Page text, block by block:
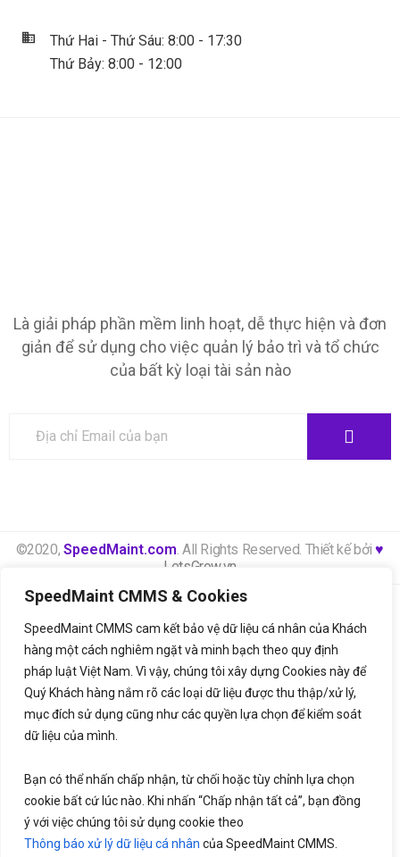
SpeedMaint CMMS & Cookies
SpeedMaint CMMS cam kết bảo vệ dữ liệu cá nhân của Khách
hàng một cách nghiêm ngặt và minh bạch theo quy định
pháp luật Việt Nam. Vì vậy, chúng tôi xây dựng Cookies này để
Quý Khách hàng nắm rõ các loại dữ liệu được thu thập/xử lý,
mục đích sử dụng cũng như các quyền lựa chọn để kiểm soát
dữ liệu của mình.
Bạn có thể nhấn chấp nhận, từ chối hoặc tùy chỉnh lựa chọn
cookie bất cứ lúc nào. Khi nhấn “Chấp nhận tất cả”, bạn đồng
ý với việc chúng tôi sử dụng cookie theo
Thông báo xử lý dữ liệu cá nhân của SpeedMaint CMMS.
Thứ Hai - Thứ Sáu: 8:00 - 17:30
Thứ Bảy: 8:00 - 12:00
Là giải pháp phần mềm linh hoạt, dễ thực hiện và đơn
giản để sử dụng cho việc quản lý bảo trì và tổ chức
của bất kỳ loại tài sản nào
©2020, SpeedMaint.com . All Rights Reserved. Thiết kế bởi♥
LetsGrow.vn
Liên hệ